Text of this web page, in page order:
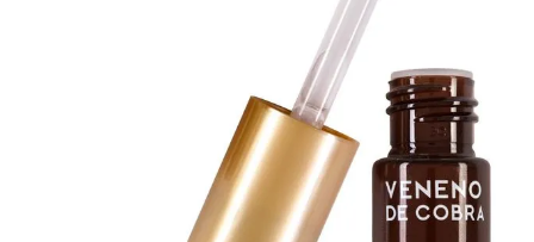
camiseta
doce infancia